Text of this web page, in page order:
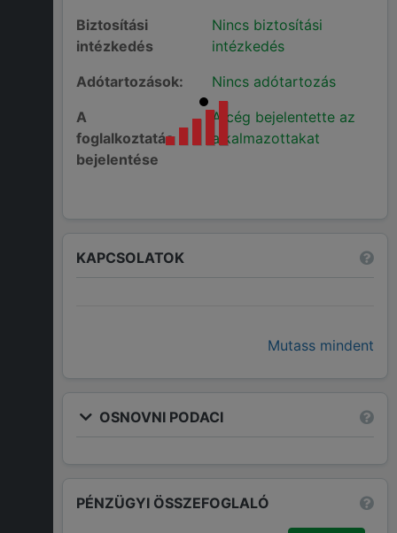
Biztosítási
intézkedés
Nincs biztosítási
intézkedés
Adótartozások:
Nincs adótartozás
A
foglalkoztatás
bejelentése
A cég bejelentette az
alkalmazottakat
KAPCSOLATOK
Mutass mindent
OSNOVNI PODACI
PÉNZÜGYI ÖSSZEFOGLALÓ